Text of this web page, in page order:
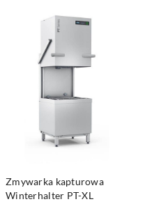
Zmywarka kapturowa
Winterhalter PT-XL